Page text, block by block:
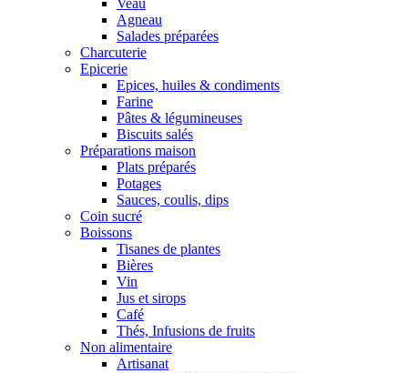
Veau
Agneau
Salades préparées
Charcuterie
Epicerie
Epices, huiles & condiments
Farine
Pâtes & légumineuses
Biscuits salés
Préparations maison
Plats préparés
Potages
Sauces, coulis, dips
Coin sucré
Boissons
Tisanes de plantes
Bières
Vin
Jus et sirops
Café
Thés, Infusions de fruits
Non alimentaire
Artisanat